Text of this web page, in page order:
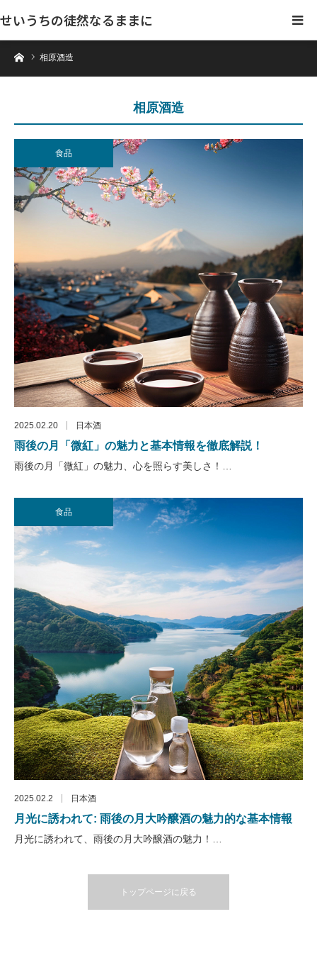
せいうちの徒然なるままに
ホーム相原酒造
相原酒造
食品
2025.02.20 日本酒
雨後の月「微紅」の魅力と基本情報を徹底解説！
雨後の月「微紅」の魅力、心を照らす美しさ！…
食品
2025.02.2 日本酒
月光に誘われて: 雨後の月大吟醸酒の魅力的な基本情報
月光に誘われて、雨後の月大吟醸酒の魅力！…
トップページに戻る